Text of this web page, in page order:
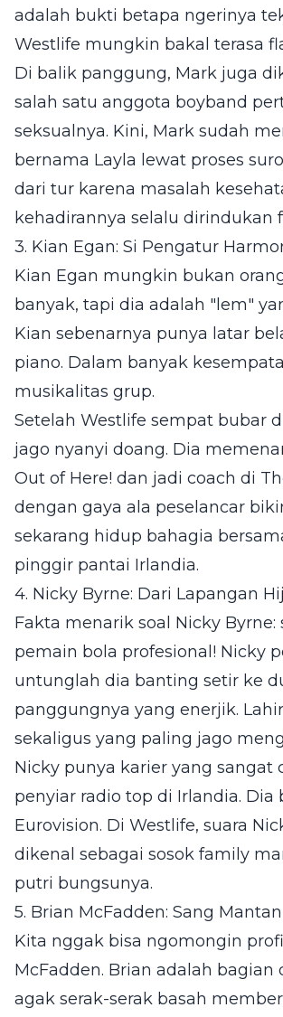
adalah bukti betapa ngerinya
Westlife mungkin bakal terasa
Di balik panggung, Mark juga
salah satu anggota boyband
seksualnya. Kini, Mark sudah
bernama Layla lewat proses
dari tur karena masalah
kehadirannya selalu dirindukan
3. Kian Egan: Si Pengatur
Kian Egan mungkin bukan
banyak, tapi dia adalah "lem"
Kian sebenarnya punya latar
piano. Dalam banyak
musikalitas grup.
Setelah Westlife sempat bubar
jago nyanyi doang. Dia
Out of Here! dan jadi coach di
dengan gaya ala peselancar
sekarang hidup bahagia
pinggir pantai Irlandia.
4. Nicky Byrne: Dari Lapangan
Fakta menarik soal Nicky
pemain bola profesional! Nicky
untunglah dia banting setir ke
panggungnya yang enerjik.
sekaligus yang paling jago
Nicky punya karier yang sangat
penyiar radio top di Irlandia.
Eurovision. Di Westlife, suara
dikenal sebagai sosok family
putri bungsunya.
5. Brian McFadden: Sang
Kita nggak bisa ngomongin
McFadden. Brian adalah bagian
agak serak-serak basah